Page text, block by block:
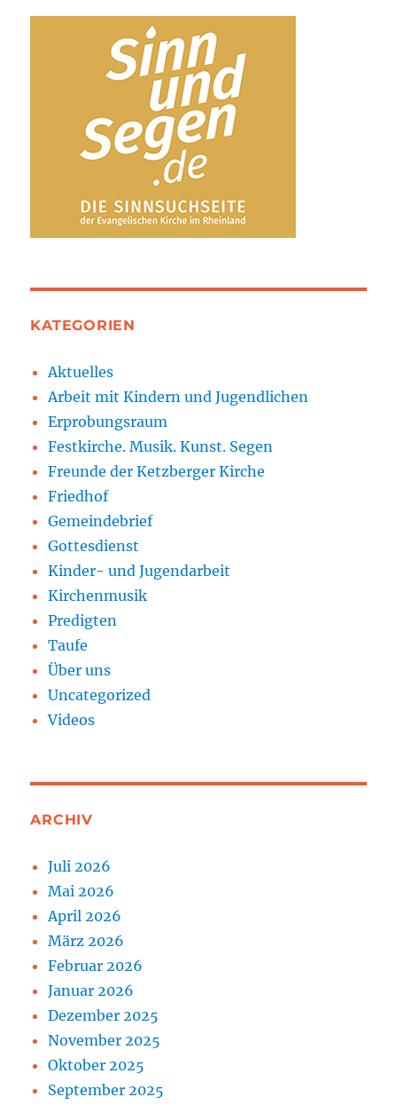
KATEGORIEN
Aktuelles
Arbeit mit Kindern und Jugendlichen
Erprobungsraum
Festkirche. Musik. Kunst. Segen
Freunde der Ketzberger Kirche
Friedhof
Gemeindebrief
Gottesdienst
Kinder- und Jugendarbeit
Kirchenmusik
Predigten
Taufe
Über uns
Uncategorized
Videos
ARCHIV
Juli 2026
Mai 2026
April 2026
März 2026
Februar 2026
Januar 2026
Dezember 2025
November 2025
Oktober 2025
September 2025